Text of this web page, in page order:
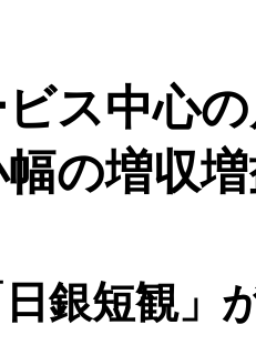
ス中心
の増収
銀短観」